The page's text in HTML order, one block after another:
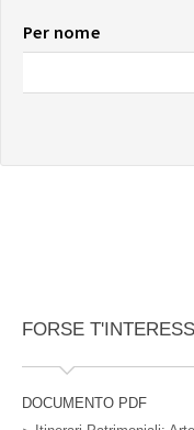
Per nome
FORSE
DOCUMENTO PDF